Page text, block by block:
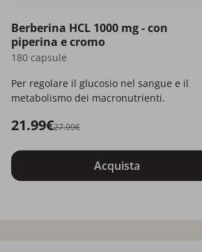
Berberina HCL 1000 mg - con
piperina e cromo
180 capsule
Per regolare il glucosio nel sangue e il
metabolismo dei macronutrienti.
21.99€27.99€
Acquista